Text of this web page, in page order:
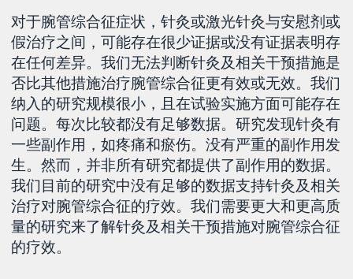
对于腕管综合征症状，针灸或激光针灸与安慰剂或
假治疗之间，可能存在很少证据或没有证据表明存
在任何差异。我们无法判断针灸及相关干预措施是
否比其他措施治疗腕管综合征更有效或无效。我们
纳入的研究规模很小，且在试验实施方面可能存在
问题。每次比较都没有足够数据。研究发现针灸有
一些副作用，如疼痛和瘀伤。没有严重的副作用发
生。然而，并非所有研究都提供了副作用的数据。
我们目前的研究中没有足够的数据支持针灸及相关
治疗对腕管综合征的疗效。我们需要更大和更高质
量的研究来了解针灸及相关干预措施对腕管综合征
的疗效。